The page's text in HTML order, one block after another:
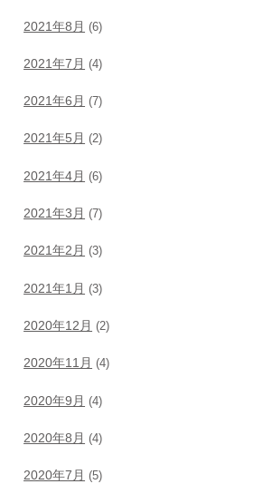
2021年8月 (6)
2021年7月 (4)
2021年6月 (7)
2021年5月 (2)
2021年4月 (6)
2021年3月 (7)
2021年2月 (3)
2021年1月 (3)
2020年12月 (2)
2020年11月 (4)
2020年9月 (4)
2020年8月 (4)
2020年7月 (5)